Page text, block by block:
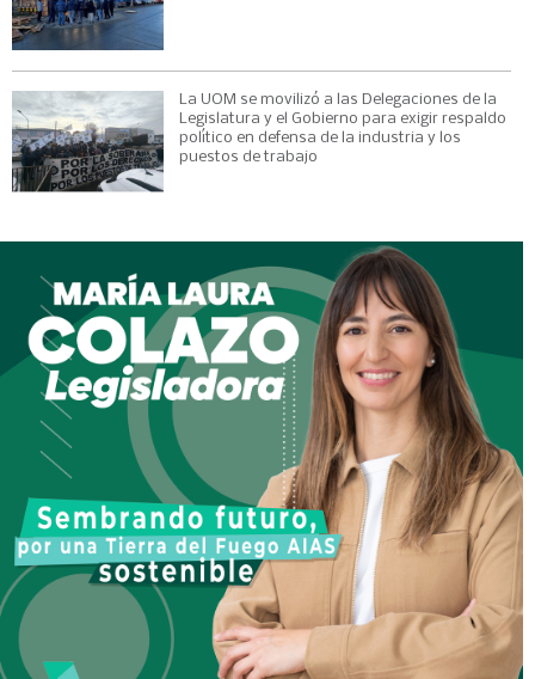
La UOM se movilizó a las Delegaciones de la
Legislatura y el Gobierno para exigir respaldo
político en defensa de la industria y los
puestos de trabajo